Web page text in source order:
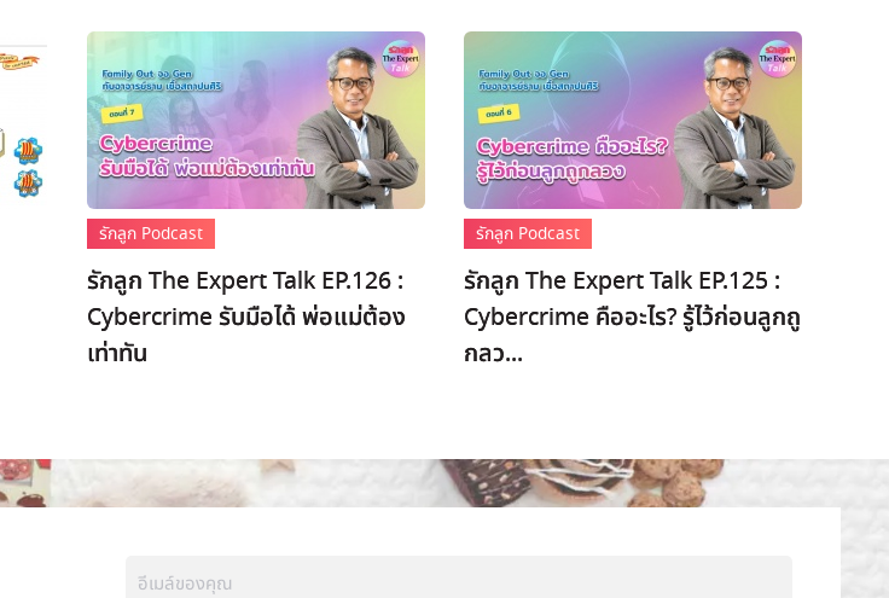
รักลูก Podcast
รักลูก The Expert Talk EP.126 :
Cybercrime รับมือได้ พ่อแม่ต้อง
เท่าทัน
รักลูก Podcast
รักลูก The Expert Talk EP.125 :
Cybercrime คืออะไร? รู้ไว้ก่อนลูกถู
กลว...